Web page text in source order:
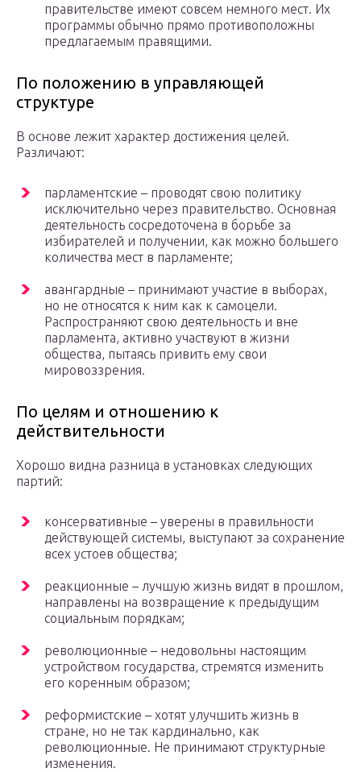
правительстве имеют совсем немного мест. Их
программы обычно прямо противоположны
предлагаемым правящими.
По положению в управляющей
структуре
В основе лежит характер достижения целей.
Различают:
парламентские – проводят свою политику
исключительно через правительство. Основная
деятельность сосредоточена в борьбе за
избирателей и получении, как можно большего
количества мест в парламенте;
авангардные – принимают участие в выборах,
но не относятся к ним как к самоцели.
Распространяют свою деятельность и вне
парламента, активно участвуют в жизни
общества, пытаясь привить ему свои
мировоззрения.
По целям и отношению к
действительности
Хорошо видна разница в установках следующих
партий:
консервативные – уверены в правильности
действующей системы, выступают за сохранение
всех устоев общества;
реакционные – лучшую жизнь видят в прошлом,
направлены на возвращение к предыдущим
социальным порядкам;
революционные – недовольны настоящим
устройством государства, стремятся изменить
его коренным образом;
реформистские – хотят улучшить жизнь в
стране, но не так кардинально, как
революционные. Не принимают структурные
изменения.